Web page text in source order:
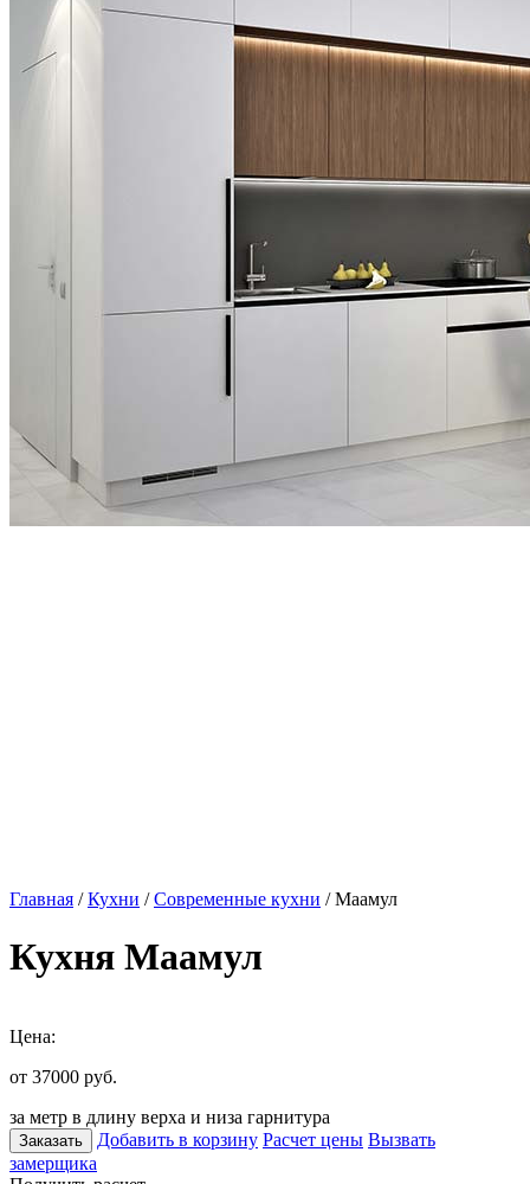
Главная /Кухни /Современные кухни / Маамул
Кухня Маамул
Цена:
от 37000 руб.
за метр в длину верха и низа гарнитура
Заказать Добавить в корзину Расчет цены Вызвать
замерщика